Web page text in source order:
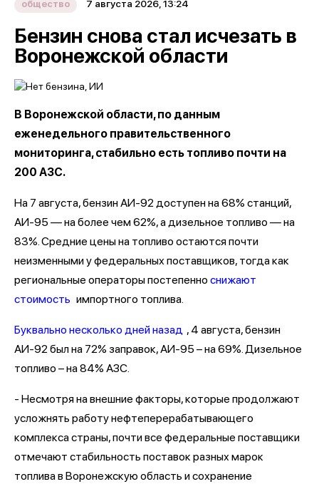
общество 7 августа 2026, 13:24
Бензин снова стал исчезать в
Воронежской области
В Воронежской области, по данным
еженедельного правительственного
мониторинга, стабильно есть топливо почти на
200 АЗС.
На 7 августа, бензин АИ-92 доступен на 68% станций,
АИ-95 — на более чем 62%, а дизельное топливо — на
83%. Средние цены на топливо остаются почти
неизменными у федеральных поставщиков, тогда как
региональные операторы постепенно снижают
стоимость импортного топлива.
Буквально несколько дней назад , 4 августа, бензин
АИ-92 был на 72% заправок, АИ-95 – на 69%. Дизельное
топливо – на 84% АЗС.
- Несмотря на внешние факторы, которые продолжают
усложнять работу нефтеперерабатывающего
комплекса страны, почти все федеральные поставщики
отмечают стабильность поставок разных марок
топлива в Воронежскую область и сохранение